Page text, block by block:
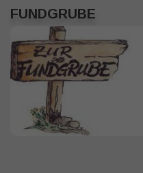
FUNDGRUBE